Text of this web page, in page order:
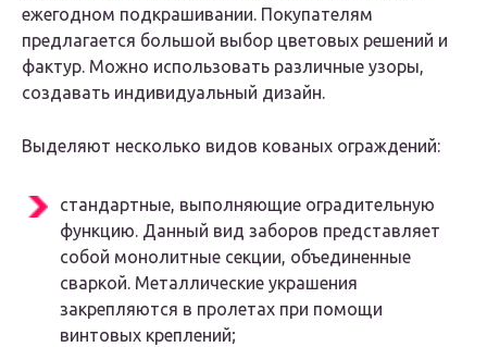
ежегодном подкрашивании. Покупателям
предлагается большой выбор цветовых решений и
фактур. Можно использовать различные узоры,
создавать индивидуальный дизайн.
Выделяют несколько видов кованых ограждений:
стандартные, выполняющие оградительную
функцию. Данный вид заборов представляет
собой монолитные секции, объединенные
сваркой. Металлические украшения
закрепляются в пролетах при помощи
винтовых креплений;